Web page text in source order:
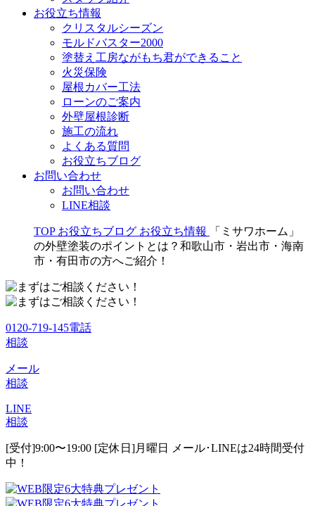
お役立ち情報
クリスタルシーズン
モルドバスター2000
塗替え工房ながもち君ができること
火災保険
屋根カバー工法
ローンのご案内
外壁屋根診断
施工の流れ
よくある質問
お役立ちブログ
お問い合わせ
お問い合わせ
LINE相談
TOP お役立ちブログ お役立ち情報
「ミサワホーム」
の外壁塗装のポイントとは？和歌山市・岩出市・海南
市・有田市の方へご紹介！
0120-719-145電話
相談
メール
相談
LINE
相談
[受付]9:00〜19:00 [定休日]月曜日
メール･LINEは24時間受付
中！